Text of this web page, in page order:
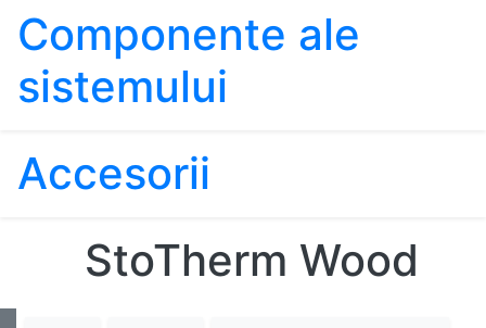
Componente ale
sistemului
Accesorii
StoTherm Wood